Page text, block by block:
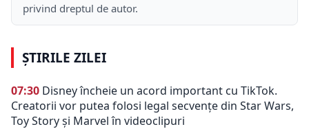
privind dreptul de autor.
ȘTIRILE ZILEI
07:30 Disney încheie un acord important cu TikTok.
Creatorii vor putea folosi legal secvențe din Star Wars,
Toy Story și Marvel în videoclipuri